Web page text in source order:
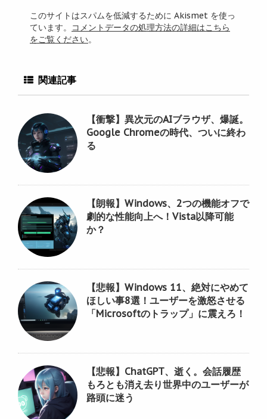
このサイトはスパムを低減するために Akismet を使っ
ています。
コメントデータの処理方法の詳細はこちら
をご覧ください。
関連記事
【衝撃】異次元のAIブラウザ、爆誕。
Google Chromeの時代、ついに終わ
る
【朗報】Windows、2つの機能オフで
劇的な性能向上へ！Vista以降可能
か？
【悲報】Windows 11、絶対にやめて
ほしい事8選！ユーザーを激怒させる
「Microsoftのトラップ」に震えろ！
【悲報】ChatGPT、逝く。会話履歴
もろとも消え去り世界中のユーザーが
路頭に迷う